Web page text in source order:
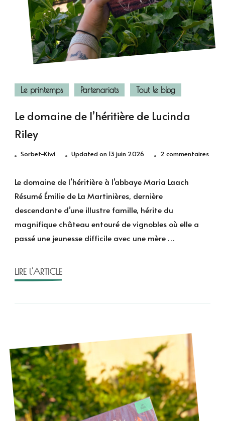
Le printemps Partenariats Tout le blog
Le domaine de l’héritière de Lucinda
Riley
Sorbet-Kiwi Updated on 13 juin 2026 2 commentairessur
Le domaine de l’héritière à l’abbaye Maria Laach
Résumé Émilie de La Martinières, dernière
descendante d’une illustre famille, hérite du
magnifique château entouré de vignobles où elle a
passé une jeunesse difficile avec une mère …
LIRE l'ARTICLE